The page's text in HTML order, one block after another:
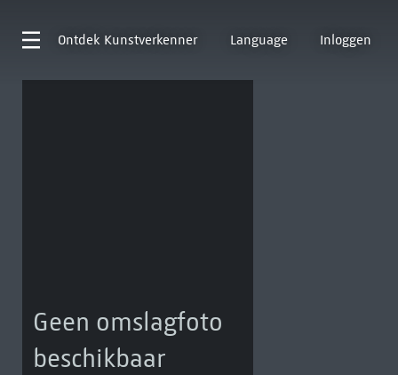
Ontdek Kunstverkenner Language Inloggen
Geen omslagfoto
beschikbaar